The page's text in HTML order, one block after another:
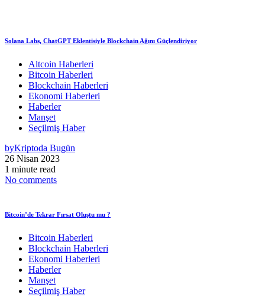
Solana Labs, ChatGPT Eklentisiyle Blockchain Ağını Güçlendiriyor
Altcoin Haberleri
Bitcoin Haberleri
Blockchain Haberleri
Ekonomi Haberleri
Haberler
Manşet
Seçilmiş Haber
byKriptoda Bugün
26 Nisan 2023
1 minute read
No comments
Bitcoin’de Tekrar Fırsat Oluştu mu ?
Bitcoin Haberleri
Blockchain Haberleri
Ekonomi Haberleri
Haberler
Manşet
Seçilmiş Haber